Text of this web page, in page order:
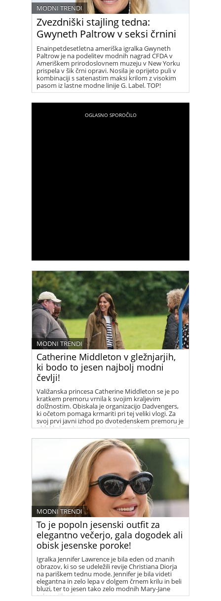
Zvezdniški stajling tedna:
Gwyneth Paltrow v seksi črnini
MODNI TRENDI
Enainpetdesetletna ameriška igralka Gwyneth
Paltrow je na podelitev modnih nagrad CFDA v
Ameriškem prirodoslovnem muzeju v New Yorku
prispela v šik črni opravi. Nosila je oprijeto puli v
kombinaciji s satenastim maksi krilom z visokim
pasom iz lastne modne linije G. Label. TOP!
Catherine Middleton v gležnjarjih,
ki bodo to jesen najbolj modni
čevlji!
MODNI TRENDI
Valižanska princesa Catherine Middleton se je po
kratkem premoru vrnila k svojim kraljevim
dolžnostim. Obiskala je organizacijo Dadvengers,
ki očetom pomaga krmariti pri tej veliki vlogi. Za
svoj prvi javni izhod po dvotedenskem premoru je
oblekla kombinacijo, ki je združevala nekaj njenih
To je popoln jesenski outfit za
elegantno večerjo, gala dogodek ali
obisk jesenske poroke!
MODNI TRENDI
Igralka Jennifer Lawrence je bila eden od znanih
obrazov, ki so se udeležili revije Christiana Diorja
na pariškem tednu mode. Jennifer je bila videti
elegantna in zelo lepa v dolgem črnem krilu in beli
bluzi, ter to jesen tako zelo modnih Mary-Jane
salonarjih.